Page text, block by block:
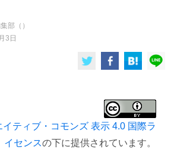
部（）
3日
イティブ・コモンズ 表示 4.0 国際ラ
イセンスの下に提供されています。